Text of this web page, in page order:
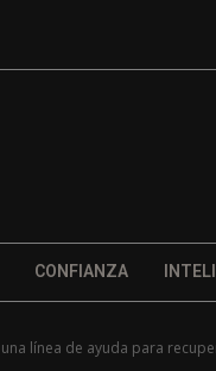
CONFIANZA
línea de ayuda para